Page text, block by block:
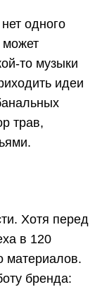
одного
может
то музыки
идеи
трав,
Хотя перед
в 120
материалов.
бренда: